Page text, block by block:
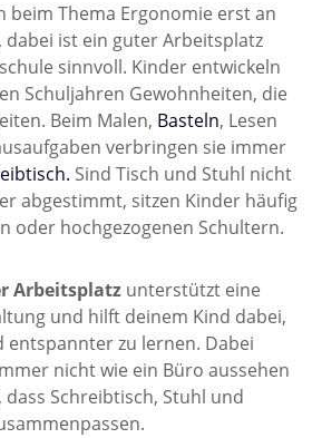
beim Thema Ergonomie erst an
dabei ist ein guter Arbeitsplatz
sinnvoll. Kinder entwickeln
Schuljahren Gewohnheiten, die
Beim Malen, Basteln, Lesen
verbringen sie immer
Sind Tisch und Stuhl nicht
abgestimmt, sitzen Kinder häufig
oder hochgezogenen Schultern.
Arbeitsplatz unterstützt eine
und hilft deinem Kind dabei,
zu lernen. Dabei
nicht wie ein Büro aussehen
Schreibtisch, Stuhl und